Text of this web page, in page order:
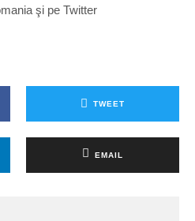
şi pe Twitter
TWEET
EMAIL